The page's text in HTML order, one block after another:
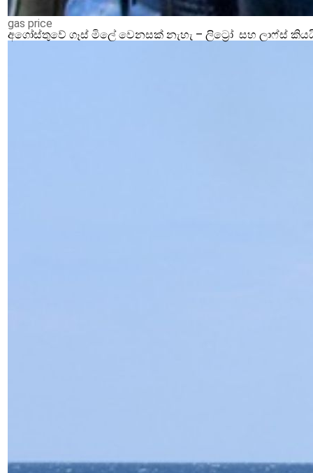
gas price
අගෝස්තුවේ ගෑස් මිලේ වෙනසක් නැහැ – ලිට්‍රෝ සහ ලාෆ්ස්